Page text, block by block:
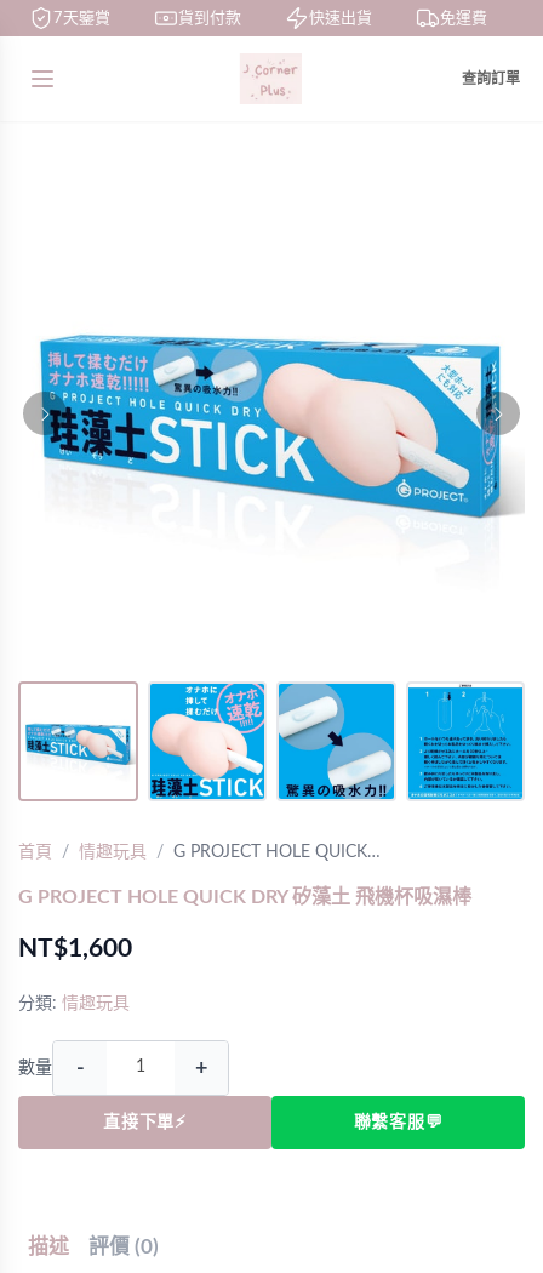
7天鑒賞 貨到付款 快速出貨 免運費
查詢訂單
首頁 情趣玩具 G PROJECT HOLE QUICK…
G PROJECT HOLE QUICK DRY 矽藻土 飛機杯吸濕棒
NT$1,600
分類: 情趣玩具
數量 - +
直接下單⚡ 聯繫客服💬
描述 評價 (0)